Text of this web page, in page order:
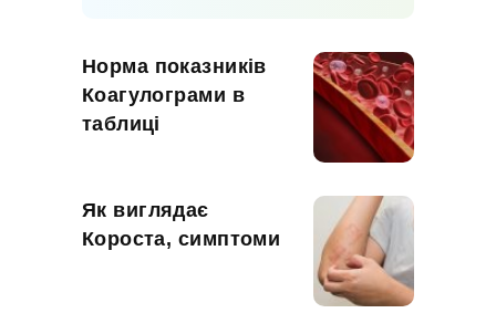
Норма показників
Коагулограми в
таблиці
Як виглядає
Короста, симптоми